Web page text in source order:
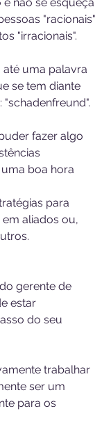
"racionais"
"irracionais".
uma palavra
se tem diante
fazer algo
boa hora
para
aliados ou,
gerente de
estar
do seu
trabalhar
ser um
para os